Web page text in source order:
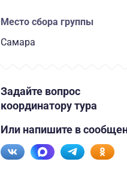
Место сбора группы
Самара
Задайте вопрос
координатору тура
Или напишите в